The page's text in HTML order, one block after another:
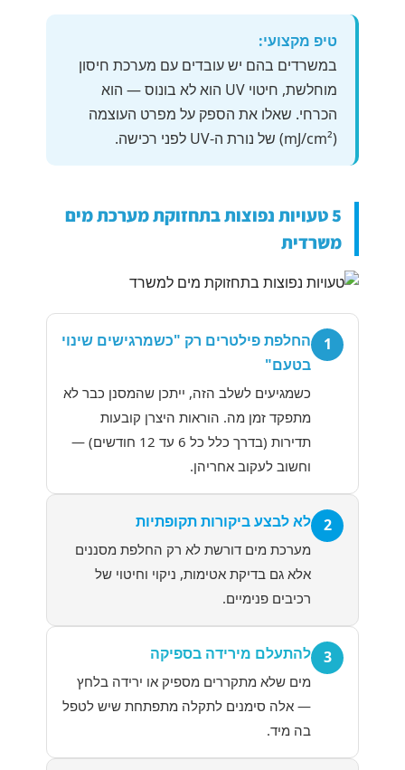
טיפ מקצועי:
במשרדים בהם יש עובדים עם מערכת חיסון
מוחלשת, חיטוי UV הוא לא בונוס — הוא
הכרחי. שאלו את הספק על מפרט העוצמה
(mJ/cm²) של נורת ה-UV לפני רכישה.
5 טעויות נפוצות בתחזוקת מערכת מים
משרדית
1
החלפת פילטרים רק "כשמרגישים שינוי
בטעם"
כשמגיעים לשלב הזה, ייתכן שהמסנן כבר לא
מתפקד זמן מה. הוראות היצרן קובעות
תדירות (בדרך כלל כל 6 עד 12 חודשים) —
וחשוב לעקוב אחריהן.
2 לא לבצע ביקורות תקופתיות
מערכת מים דורשת לא רק החלפת מסננים
אלא גם בדיקת אטימות, ניקוי וחיטוי של
רכיבים פנימיים.
3 להתעלם מירידה בספיקה
מים שלא מתקררים מספיק או ירידה בלחץ
— אלה סימנים לתקלה מתפתחת שיש לטפל
בה מיד.